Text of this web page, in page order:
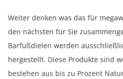
Weiter denken was das für
den nächsten für Sie
Barfußdielen werden
hergestellt. Diese Produkte sind
bestehen aus bis zu Prozent